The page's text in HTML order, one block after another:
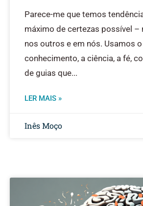
Parece-me que temos
máximo de certezas possível –
nos outros e em nós. Usamos o
conhecimento, a ciência, a fé,
de guias que
LER MAIS »
Inês Moço